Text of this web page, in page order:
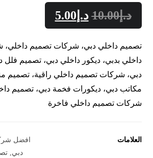
د.إ10.00 د.إ5.00
تصميم داخلي دبي، شركات تصميم
داخلي بدبي، ديكور داخلي دبي، تصميم فلل
دبي، شركات تصميم داخلي راقية، تصميم
مكاتب دبي، ديكورات فخمة دبي، تصميم
شركات تصميم داخلي فاخرة
العلامات
افضل
دبي